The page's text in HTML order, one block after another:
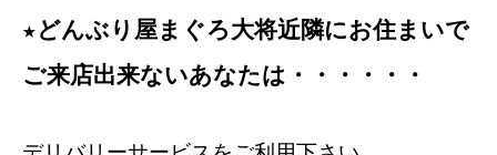
★どんぶり屋まぐろ大将近隣にお住まいで
ご来店出来ないあなたは・・・・・・